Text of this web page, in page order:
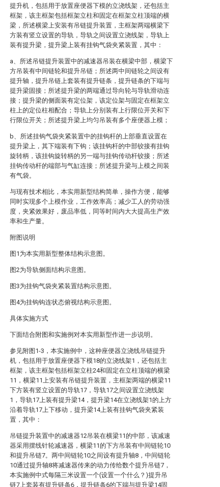
提升机，包括用于放置座便器下模的立浇线架，还包括主
框架，该主框架包括框架立柱和固定在框架立柱顶端的横
梁，所述横梁上安装有吊链提升装置，主框架两端横梁下
方装有竖立设置的导轨，导轨之间设置立浇线架，导轨上
装有提升梁，提升梁上装有挂钩气袋夹紧装置，其中：
a、所述吊链提升装置中的减速器吊装在横梁中部，横梁下
方吊装有中间链轮和提升吊链；所述两中间链轮之间设有
提升轴，提升吊链上套装有提升链条，提升链条的下端与
提升梁固接；所述提升梁的两端通过导向轮与导轨滑动连
接；提升梁的侧面装有定位架，该定位架与固定在框架立
柱上的定位柱相配合；导轨上分别装有上行限位开关和下
行限位开关；所述提升梁上均匀吊装有多个座便器上模；
b、所述挂钩气袋夹紧装置中的挂钩杆的上部垂直设置在
提升梁上，其下端装有下钩；该挂钩杆的中部铰接有挂钩
旋转柄，该挂钩旋转柄的另一端与挂钩传动杆铰接；所述
挂钩传动杆的端部与气缸连接；所述提升梁与上模之间装
有气袋。
与现有技术相比，本实用新型结构简单，操作方便，能够
同时实现多个上模作业，工作效率高；减少工人的劳动强
度，夹紧效果好，废品率低，同等时间内大大提高生产效
率和生产量。
附图说明
图1为本实用新型整体结构示意图。
图2为导轨侧面结构示意图。
图3为挂钩气袋夹紧装置结构示意图。
图4为挂钩钩连状态俯视结构示意图。
具体实施方式
下面结合附图和实施例对本实用新型作进一步说明。
参见附图1-3，本实施例中，这种座便器立浇线吊链提升
机，包括用于放置座便器下模18的立浇线架1，还包括主
框架，该主框架包括框架立柱24和固定在立柱顶端的横梁
11，横梁11上安装有吊链提升装置，主框架两端的横梁11
下方装有竖立设置的导轨17，导轨17之间设置立浇线架
1，导轨17上装有提升梁14，提升梁14在立浇线架1的上方
沿着导轨17上下移动，提升梁14上装有挂钩气袋夹紧装
置，其中：
吊链提升装置中的减速器12吊装在横梁11的中部，该减速
器采用摆线针轮减速器，横梁11的下方吊装有中间链轮10
和提升吊链7。两中间链轮10之间设有提升轴8，中间链轮
10通过提升轴8将减速器传来的动力传给数个提升吊链7，
本实施例中式每隔三米设置一个(设置一个什么？)提升吊
链7上套装有提升链条6，提升链条6的下端与提升梁14固